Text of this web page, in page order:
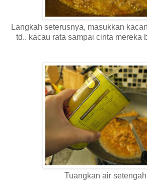
Langkah seterusnya, masukkan
td.. kacau rata sampai cinta mereka
Tuangkan air